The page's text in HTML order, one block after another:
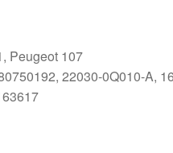
Peugeot 107
22030-0Q010-A,